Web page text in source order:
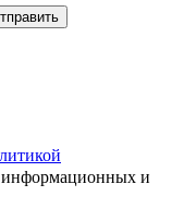
информационных и